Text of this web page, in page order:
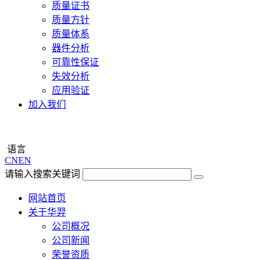
质量证书
质量方针
质量体系
器件分析
可靠性保证
失效分析
应用验证
加入我们
语言
CNEN
请输入搜索关键词
网站首页
关于华羿
公司概况
公司新闻
荣誉资质